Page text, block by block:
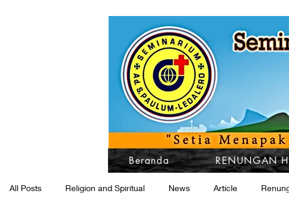
Beranda RENUNGAN
All Posts Religion and Spiritual News Article